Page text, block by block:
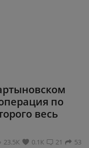
по
весь
53
21
0.1К
23.5К